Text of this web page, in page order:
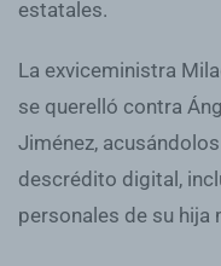
estatales.
La exviceministra
se querelló contra
Jiménez,
descrédito digital,
personales de su hija